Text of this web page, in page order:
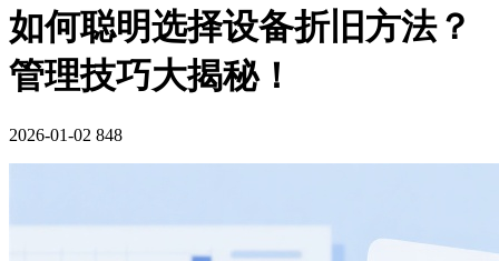
如何聪明选择设备折旧方法？
管理技巧大揭秘！
2026-01-02 848